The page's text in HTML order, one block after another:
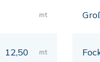
mt
12,50 mt